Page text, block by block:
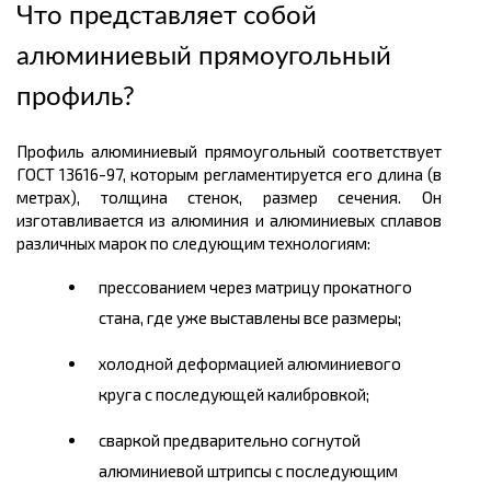
Что представляет собой
алюминиевый прямоугольный
профиль?
Профиль алюминиевый прямоугольный соответствует
ГОСТ 13616-97, которым регламентируется его длина (в
метрах), толщина стенок, размер сечения. Он
изготавливается из алюминия и алюминиевых сплавов
различных марок по следующим технологиям:
прессованием через матрицу прокатного
стана, где уже выставлены все размеры;
холодной деформацией алюминиевого
круга с последующей калибровкой;
сваркой предварительно согнутой
алюминиевой штрипсы с последующим